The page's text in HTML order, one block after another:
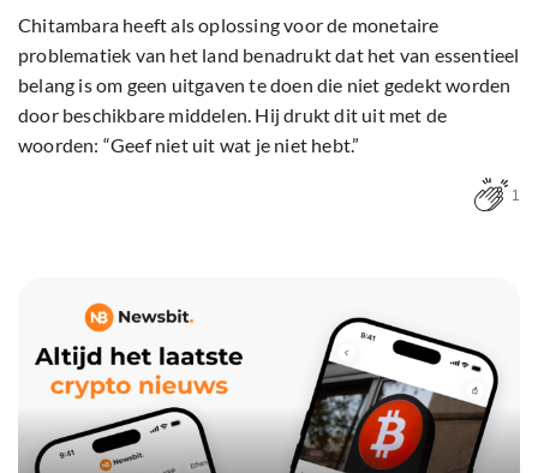
Chitambara heeft als oplossing voor de monetaire
problematiek van het land benadrukt dat het van essentieel
belang is om geen uitgaven te doen die niet gedekt worden
door beschikbare middelen. Hij drukt dit uit met de
woorden: “Geef niet uit wat je niet hebt.”
1